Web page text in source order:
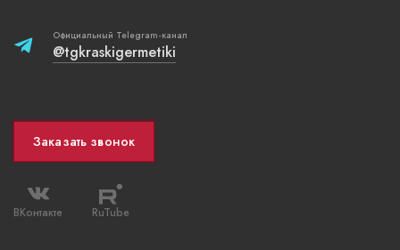
Официальный Telegram-канал
@tgkraskigermetiki
Заказать звонок
ВКонтакте RuTube